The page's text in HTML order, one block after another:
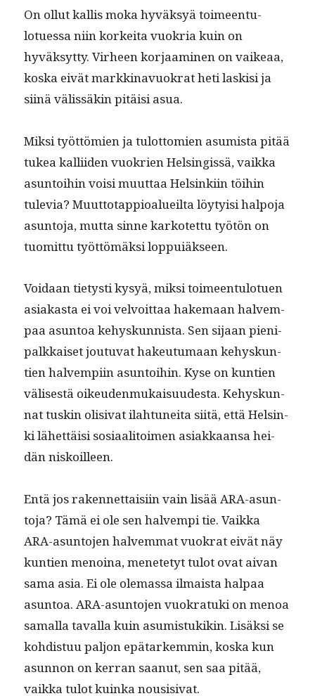
On ollut kallis moka hyväksyä toimeen­tu­
lotues­sa niin korkei­ta vuokria kuin on
hyväksyt­ty. Virheen kor­jaami­nen on vaikeaa,
kos­ka eivät markki­navuokrat heti lask­isi ja
siinä välis­säkin pitäisi asua.
Mik­si työt­tömien ja tulot­tomien asum­ista pitää
tukea kalli­iden vuokrien Helsingis­sä, vaik­ka
asun­toi­hin voisi muut­taa Helsinki­in töi­hin
tule­via? Muut­to­tap­pioalueil­ta löy­ty­isi halpo­ja
asun­to­ja, mut­ta sinne karkotet­tu työtön on
tuomit­tu työt­tömäk­si loppuiäkseen.
Voidaan tietysti kysyä, mik­si toimeen­tu­lotuen
asi­akas­ta ei voi velvoit­taa hake­maan halvem­
paa asun­toa kehyskun­nista. Sen sijaan pieni­
palkkaiset joutu­vat hakeu­tu­maan kehyskun­
tien halvem­pi­in asun­toi­hin. Kyse on kun­tien
välis­es­tä oikeu­den­mukaisu­ud­es­ta. Kehyskun­
nat tuskin oli­si­vat ilah­tunei­ta siitä, että Helsin­
ki lähet­täisi sosi­aal­i­toimen asi­akkaansa hei­
dän niskoilleen.
Entä jos raken­net­taisi­in vain lisää ARA-asun­
to­ja? Tämä ei ole sen halvem­pi tie. Vaik­ka
ARA-asun­to­jen halvem­mat vuokrat eivät näy
kun­tien menoina, menete­tyt tulot ovat aivan
sama asia. Ei ole ole­mas­sa ilmaista hal­paa
asun­toa. ARA-asun­to­jen vuokratu­ki on menoa
samal­la taval­la kuin asum­is­tukikin. Lisäk­si se
kohdis­tuu paljon epä­tarkem­min, kos­ka kun
asun­non on ker­ran saanut, sen saa pitää,
vaik­ka tulot kuin­ka nousisivat.